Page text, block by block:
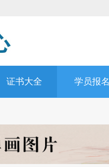
证书大全 学员报名